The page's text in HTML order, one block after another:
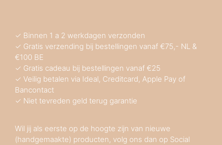
✓ Binnen 1 a 2 werkdagen verzonden
✓ Gratis verzending bij bestellingen vanaf €75,- NL &
€100 BE
✓ Gratis cadeau bij bestellingen vanaf €25
✓ Veilig betalen via Ideal, Creditcard, Apple Pay of
Bancontact
✓ Niet tevreden geld terug garantie
Wil jij als eerste op de hoogte zijn van nieuwe
(handgemaakte) producten, volg ons dan op Social